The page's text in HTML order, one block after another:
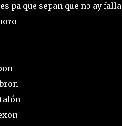
pa que sepan que no ay falla